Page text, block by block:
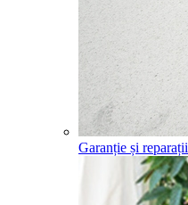
Garanție și reparații